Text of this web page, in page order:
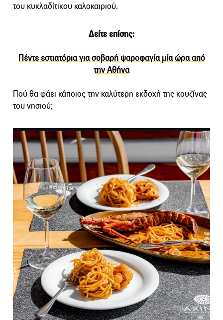
του κυκλαδίτικου καλοκαιριού.
Δείτε επίσης:
Πέντε εστιατόρια για σοβαρή ψαροφαγία μία ώρα από
την Αθήνα
Πού θα φάει κάποιος την καλύτερη εκδοχή της κουζίνας
του νησιού;